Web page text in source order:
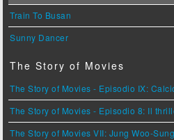
Train To Busan
Sunny Dancer
The Story of Movies
The Story of Movies - Episodio IX:
The Story of Movies - Episodio 8: Il
The Story of Movies VII: Jung Woo-